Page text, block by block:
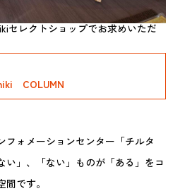
セレクトショップでお求めいただ
COLUMN
フォメーションセンター「チルタ
い」、「ない」ものが「ある」をコ
です。